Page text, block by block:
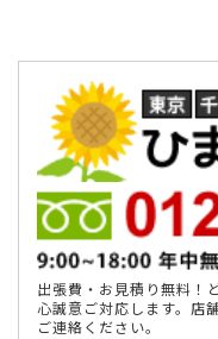
出張費・お見積り無料！
心誠意ご対応します。店
ご連絡ください。